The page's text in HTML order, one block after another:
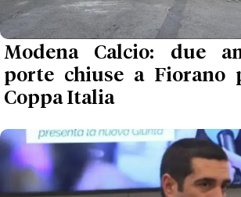
Modena Calcio: due
porte chiuse a Fiorano
Coppa Italia